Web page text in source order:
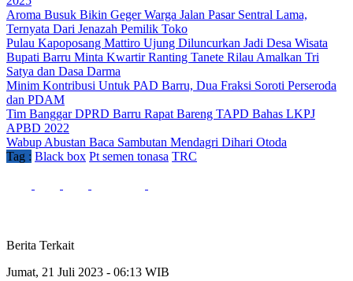
Aroma Busuk Bikin Geger Warga Jalan Pasar Sentral Lama,
Ternyata Dari Jenazah Pemilik Toko
Pulau Kapoposang Mattiro Ujung Diluncurkan Jadi Desa Wisata
Bupati Barru Minta Kwartir Ranting Tanete Rilau Amalkan Tri
Satya dan Dasa Darma
Minim Kontribusi Untuk PAD Barru, Dua Fraksi Soroti Perseroda
dan PDAM
Tim Banggar DPRD Barru Rapat Bareng TAPD Bahas LKPJ
APBD 2022
Wabup Abustan Baca Sambutan Mendagri Dihari Otoda
Tag : Black box Pt semen tonasa TRC
Berita Terkait
Jumat, 21 Juli 2023 - 06:13 WIB